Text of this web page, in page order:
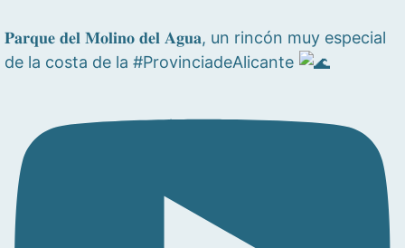
𝐏𝐚𝐫𝐪𝐮𝐞 𝐝𝐞𝐥 𝐌𝐨𝐥𝐢𝐧𝐨 𝐝𝐞𝐥 𝐀𝐠𝐮𝐚, un rincón muy especial
de la costa de la #ProvinciadeAlicante